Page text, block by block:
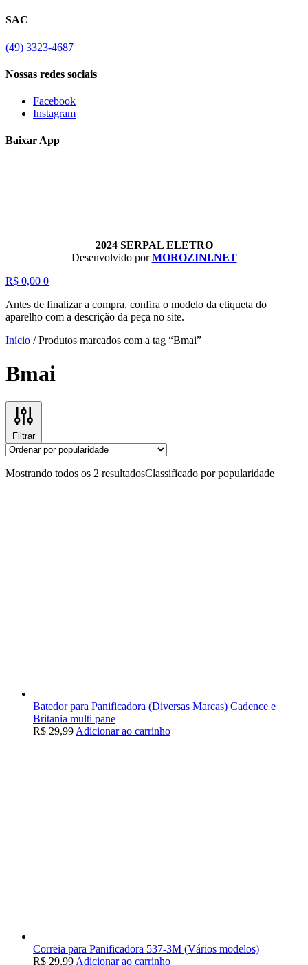
SAC
(49) 3323-4687
Nossas redes sociais
Facebook
Instagram
Baixar App
2024 SERPAL ELETRO
Desenvolvido porMOROZINI.NET
R$ 0,00 0
Antes de finalizar a compra, confira o modelo da etiqueta do
aparelho com a descrição da peça no site.
Início /Produtos marcados com a tag “Bmai”
Bmai
Filtrar
Mostrando todos os 2 resultadosClassificado por popularidade
Batedor para Panificadora (Diversas Marcas) Cadence e
Britania multi pane
R$ 29,99Adicionar ao carrinho
Correia para Panificadora 537-3M (Vários modelos)
R$ 29,99Adicionar ao carrinho